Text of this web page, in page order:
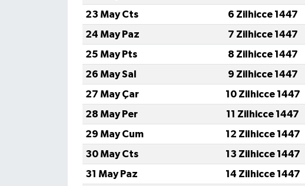
23 May Cts
6 Zilhicce 1447
24 May Paz
7 Zilhicce 1447
25 May Pts
8 Zilhicce 1447
26 May Sal
9 Zilhicce 1447
27 May Çar
10 Zilhicce 1447
28 May Per
11 Zilhicce 1447
29 May Cum
12 Zilhicce 1447
30 May Cts
13 Zilhicce 1447
31 May Paz
14 Zilhicce 1447